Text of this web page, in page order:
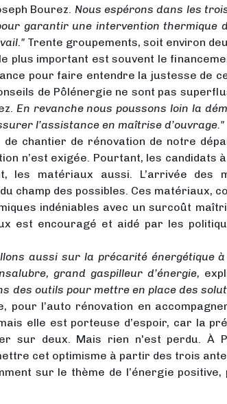
Bourez. Nous espérons dans les
garantir une intervention
Trente groupements, soit environ
plus important est souvent le
pour faire entendre la justesse de
de Pôlénergie ne sont pas
En revanche nous poussons loin la
l’assistance en maîtrise d’ouvrage."
chantier de rénovation de notre
n’est exigée. Pourtant, les
les matériaux aussi. L’arrivée des
champ des possibles. Ces matériaux,
indéniables avec un surcoût
est encouragé et aidé par les
aussi sur la précarité
grand gaspilleur d’énergie,
des outils pour mettre en place des
pour l’auto rénovation en
elle est porteuse d’espoir, car la
sur deux. Mais rien n'est perdu. À
cet optimisme à partir des trois
sur le thème de l’énergie